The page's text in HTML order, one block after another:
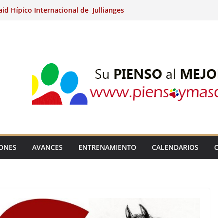
Hípico Internacional de Jullianges
Kung (Badajoz).
Hípico Internacional de Jullianges
AVANCES ENTRENAMIENTO CALENDARIOS